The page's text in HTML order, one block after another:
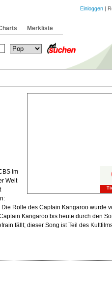
im
Welt
Rolle des Captain Kangaroo wurde
Kangaroo bis heute durch den
fällt; dieser Song ist Teil des
Merkliste
Einloggen |